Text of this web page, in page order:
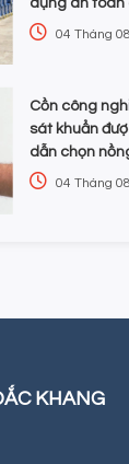
nghiệp
04 Tháng
Cồn công
sát khuẩn
dẫn chọn
04 Tháng
KHANG